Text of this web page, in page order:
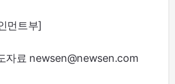
먼트부]
자료 newsen@newsen.com